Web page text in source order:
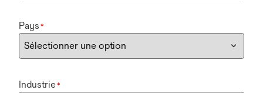
Pays *
Industrie*